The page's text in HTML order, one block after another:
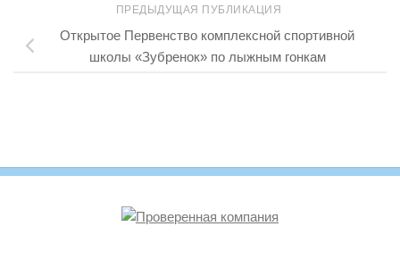
ПРЕДЫДУЩАЯ ПУБЛИКАЦИЯ
Открытое Первенство комплексной спортивной
школы «Зубренок» по лыжным гонкам